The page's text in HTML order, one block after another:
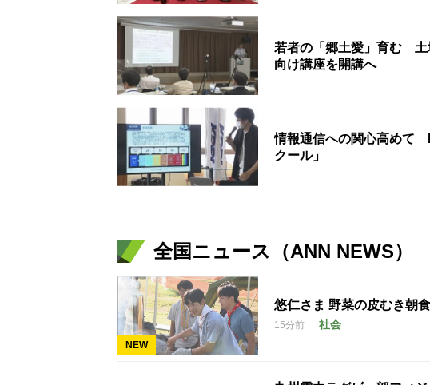
若者の「郷土愛」育む
向け講座を開講へ
情報通信への関心高めて
クール」
全国ニュース（ANN NEWS）
NEW
悠仁さま 野菜の皮むき朝
15分前 社会